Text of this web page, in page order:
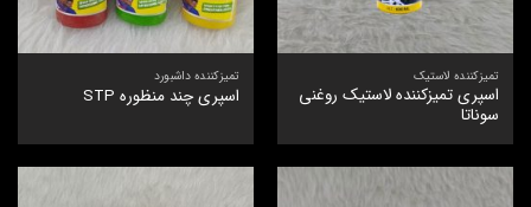
تمیزکننده لاستیک
اسپری تمیزکننده لاستیک روغنی
سوناتا
تمیزکننده داشبورد
اسپری چند منظوره STP